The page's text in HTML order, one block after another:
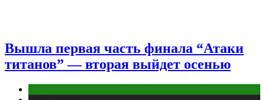
Вышла первая часть финала “Атаки
титанов” — вторая выйдет осенью